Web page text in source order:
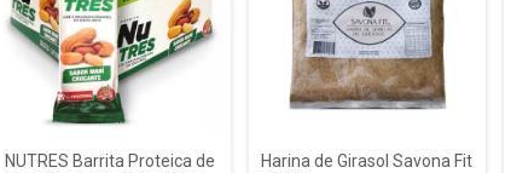
NUTRES Barrita Proteica de
Harina de Girasol Savona Fit